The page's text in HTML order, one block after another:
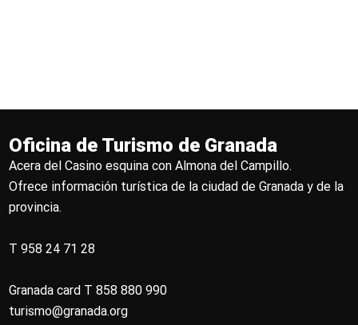
Oficina de Turismo de Granada
Acera del Casino esquina con Almona del Campillo.
Ofrece información turística de la ciudad de Granada y de la
provincia.
T 958 24 71 28
Granada card T 858 880 990
turismo@granada.org